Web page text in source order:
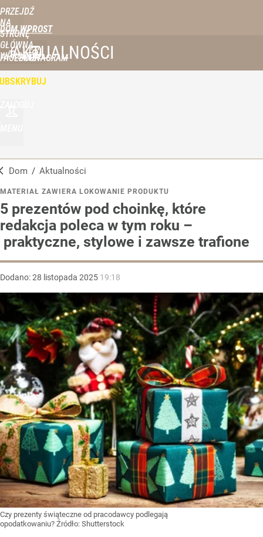
PRZEJDŹ
NA
STRONĘ
GŁÓWNĄ
WPROST.PL
DOM WPROST
FACEBOOKINSTAGRAM
AKTUALNOŚCI
Dom / Aktualności
MATERIAŁ ZAWIERA LOKOWANIE PRODUKTU
5 prezentów pod choinkę, które
redakcja poleca w tym roku –
praktyczne, stylowe i zawsze trafione
Dodano:28 listopada 2025 19:18
Czy prezenty świąteczne od pracodawcy podlegają
opodatkowaniu? Źródło: Shutterstock